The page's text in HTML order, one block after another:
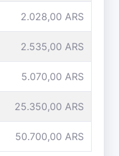
2.028,00 ARS
2.535,00 ARS
5.070,00 ARS
25.350,00 ARS
50.700,00 ARS